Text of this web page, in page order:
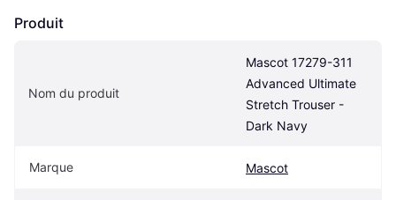
Produit
Nom du produit
Mascot 17279-311
Advanced Ultimate
Stretch Trouser -
Dark Navy
Marque Mascot